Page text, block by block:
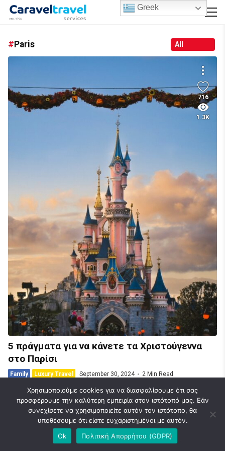
Paris All
716
1.3K
5 πράγματα για να κάνετε τα Χριστούγεννα
στο Παρίσι
Family Luxury Travel September 30, 2024 2 Min Read
© 2026 Caravel Travel Blog | Ideas | News. Designed & Developed by
Greek
Χρησιμοποιούμε cookies για να διασφαλίσουμε ότι σας
προσφέρουμε την καλύτερη εμπειρία στον ιστότοπό μας. Εάν
συνεχίσετε να χρησιμοποιείτε αυτόν τον ιστότοπο, θα
υποθέσουμε ότι είστε ευχαριστημένοι με αυτόν.
Ok
Πολιτική Απορρήτου (GDPR)